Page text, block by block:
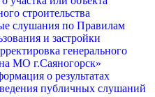
строительства
слушания по Правилам
и застройки
генерального
МО г.Саяногорск»
о результатах
публичных слушаний